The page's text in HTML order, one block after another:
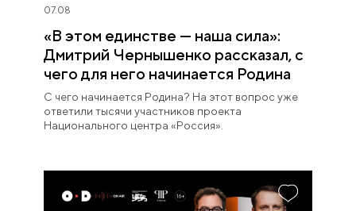
07.08
«В этом единстве — наша сила»:
Дмитрий Чернышенко рассказал, с
чего для него начинается Родина
С чего начинается Родина? На этот вопрос уже
ответили тысячи участников проекта
Национального центра «Россия».